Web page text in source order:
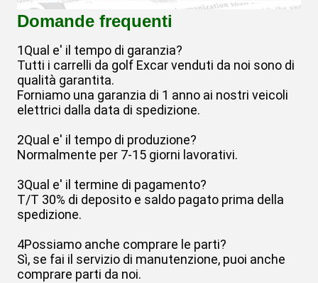
Domande frequenti
1Qual e' il tempo di garanzia?
Tutti i carrelli da golf Excar venduti da noi sono di
qualità garantita.
Forniamo una garanzia di 1 anno ai nostri veicoli
elettrici dalla data di spedizione.
2Qual e' il tempo di produzione?
Normalmente per 7-15 giorni lavorativi.
3Qual e' il termine di pagamento?
T/T 30% di deposito e saldo pagato prima della
spedizione.
4Possiamo anche comprare le parti?
Sì, se fai il servizio di manutenzione, puoi anche
comprare parti da noi.